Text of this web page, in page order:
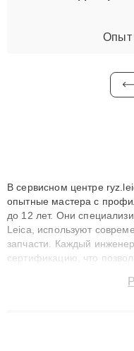
Опыт
В сервисном центре
опытные мастера с
до 12 лет. Они
Leica, используют
запчасти. Каждый
сертификацию, что
до 3 лет. Наши мастера